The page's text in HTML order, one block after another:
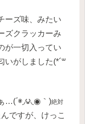
ーズ味、みたい
ズクラッカーみ
が一切入ってい
がしました(*´꒳
…(΄◉◞౪◟◉｀)絶対
ですが、けっこ